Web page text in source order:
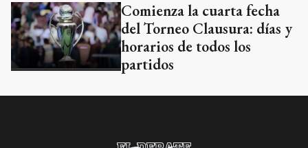
Comienza la cuarta fecha
del Torneo Clausura: días y
horarios de todos los
partidos